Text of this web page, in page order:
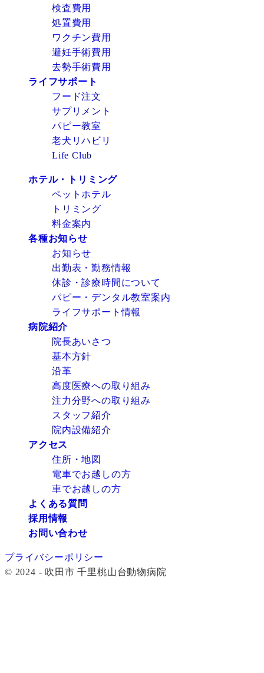
検査費用
処置費用
ワクチン費用
避妊手術費用
去勢手術費用
ライフサポート
フード注文
サプリメント
パピー教室
老犬リハビリ
Life Club
ホテル・トリミング
ペットホテル
トリミング
料金案内
各種お知らせ
お知らせ
出勤表・勤務情報
休診・診療時間について
パピー・デンタル教室案内
ライフサポート情報
病院紹介
院長あいさつ
基本方針
沿革
高度医療への取り組み
注力分野への取り組み
スタッフ紹介
院内設備紹介
アクセス
住所・地図
電車でお越しの方
車でお越しの方
よくある質問
採用情報
お問い合わせ
プライバシーポリシー
© 2024 - 吹田市 千里桃山台動物病院